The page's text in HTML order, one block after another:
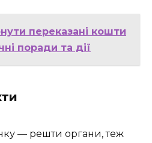
переказані кошти
поради та дії
— решти органи, теж